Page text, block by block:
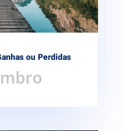
ou Perdidas